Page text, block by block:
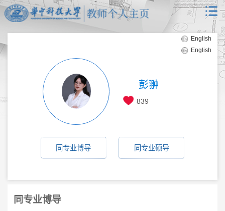
English
English
彭翀
839
同专业博导 同专业硕导
同专业博导